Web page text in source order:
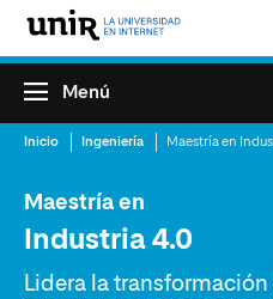
Menú
Inicio Ingeniería
Maestría en
Industria 4.0
Lidera la